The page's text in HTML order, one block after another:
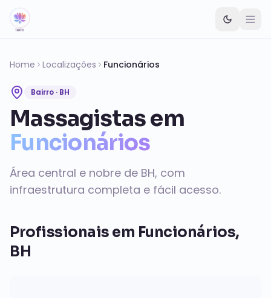
Pular para o conteúdo principal
Home Localizações Funcionários
Bairro · BH
Massagistas em
Funcionários
Área central e nobre de BH, com
infraestrutura completa e fácil acesso.
Profissionais em Funcionários,
BH